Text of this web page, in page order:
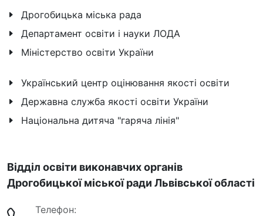
Дрогобицька міська рада
Департамент освіти і науки ЛОДА
Міністерство освіти України
Український центр оцінювання якості освіти
Державна служба якості освіти України
Національна дитяча "гаряча лінія"
Відділ освіти виконавчих органів
Дрогобицької міської ради Львівської області
Телефон: